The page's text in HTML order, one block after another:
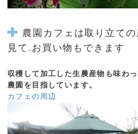
農園カフェ は取り立て
見て.お買い物もできます
収穫して加工した生農産物も味わ
農園を目指しています。
カフェの周辺